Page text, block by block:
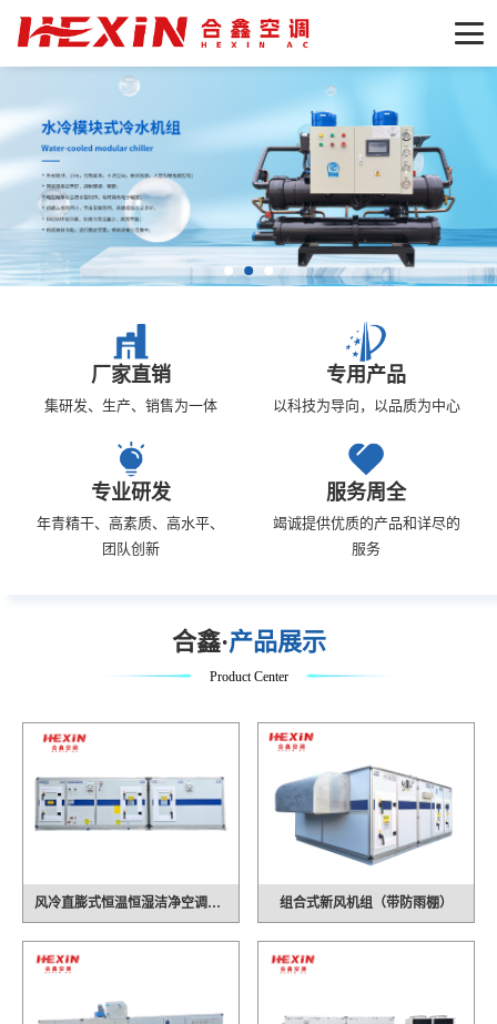
厂家直销
集研发、生产、销售为一体
专用产品
以科技为导向，以品质为中心
专业研发
年青精干、高素质、高水平、
团队创新
服务周全
竭诚提供优质的产品和详尽的
服务
合鑫·产品展示
Product Center
风冷直膨式恒温恒湿洁净空调机组 组合式新风机组（带防雨棚）